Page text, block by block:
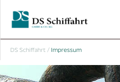
DS Schiffahrt / Impressum